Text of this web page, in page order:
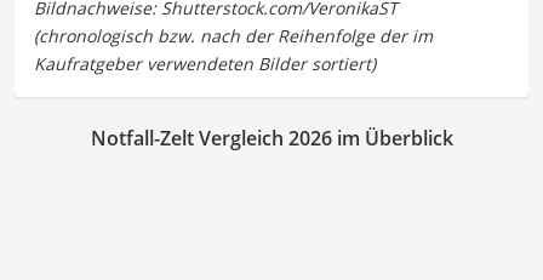
Notfall-Zelt Vergleich 2026 im Überblick